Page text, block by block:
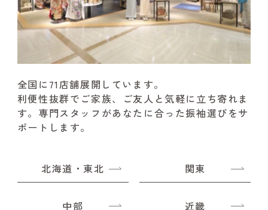
全国に71店舗展開しています。
利便性抜群でご家族、ご友人と気軽に立ち寄れま
す。 専門スタッフがあなたに合った振袖選びをサ
ポートします。
北海道・東北 関東
中部 近畿